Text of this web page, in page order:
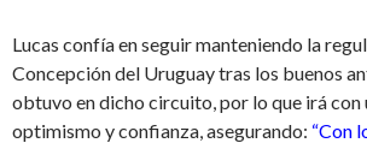
Lucas confía en seguir manteniendo la
Concepción del Uruguay tras los buenos
obtuvo en dicho circuito, por lo que irá con
optimismo y confianza, asegurando: “Con